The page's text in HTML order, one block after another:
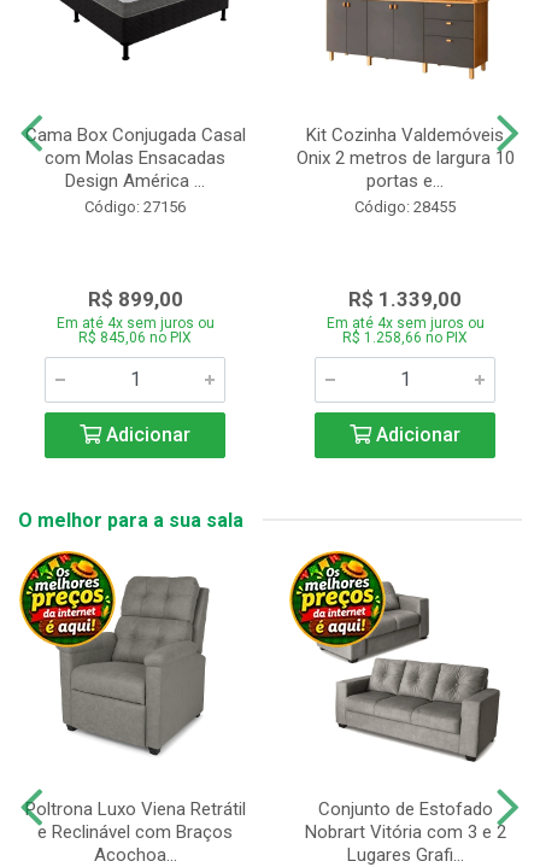
Cama Box Conjugada Casal
com Molas Ensacadas
Design América ...
Código: 27156
R$ 899,00
Em até 4x sem juros ou
R$ 845,06 no PIX
Adicionar
Kit Cozinha Valdemóveis
Onix 2 metros de largura 10
portas e...
Código: 28455
R$ 1.339,00
Em até 4x sem juros ou
R$ 1.258,66 no PIX
Adicionar
O melhor para a sua sala
Poltrona Luxo Viena Retrátil
e Reclinável com Braços
Acochoa...
Conjunto de Estofado
Nobrart Vitória com 3 e 2
Lugares Grafi...